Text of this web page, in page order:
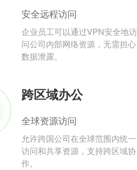
安全远程访问
企业员工可以通过VPN安全地访
问公司内部网络资源，无需担心
数据泄露。
跨区域办公
全球资源访问
允许跨国公司在全球范围内统一
访问和共享资源，支持跨区域协
作。